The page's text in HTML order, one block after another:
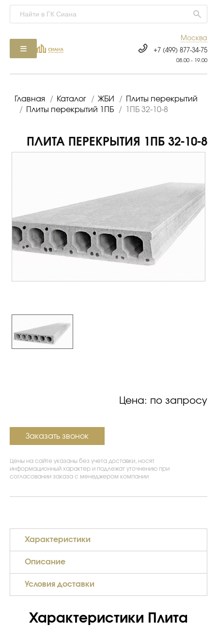
Москва
+7 (499) 877-34-75
08.00 - 19.00
Главная / Каталог / ЖБИ /
Плиты перекрытий
/
Плиты перекрытий 1ПБ / 1ПБ 32-10-8
ПЛИТА ПЕРЕКРЫТИЯ 1ПБ 32-10-8
Цена: по запросу
Заказать звонок
Цены на сайте указаны без учета доставки, носят
информационный характер и подлежат уточнению при
согласовании заказа с менеджером компании
Характеристики
Описание
Условия доставки
Характеристики Плита